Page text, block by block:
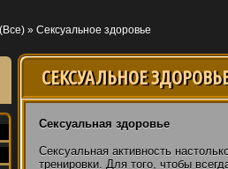
» Сексуальное здоровье
СЕКСУАЛЬНОЕ
Сексуальная здоровье
Сексуальная активность
тренировки. Для того, чтобы